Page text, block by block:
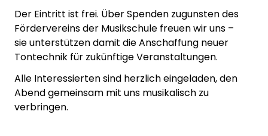
Der Eintritt ist frei. Über Spenden zugunsten des
Fördervereins der Musikschule freuen wir uns –
sie unterstützen damit die Anschaffung neuer
Tontechnik für zukünftige Veranstaltungen.
Alle Interessierten sind herzlich eingeladen, den
Abend gemeinsam mit uns musikalisch zu
verbringen.